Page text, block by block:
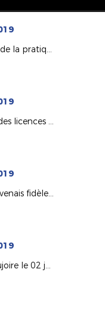
Futsal : les intérêts de la pratique (FFF 2019)
Dématérialisation des licences et cotisations en ligne - Pourquoi y passer ?
Portrait : Pascale Livenais fidèle à l'arbitrage et à son club depuis 26 saisons !
Les Bleus à la Beaujoire le 02 juin !